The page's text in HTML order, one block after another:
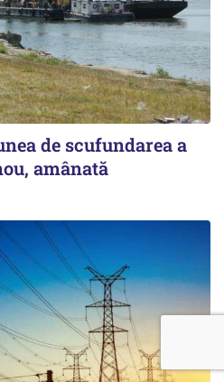
de scufundarea a
amânată